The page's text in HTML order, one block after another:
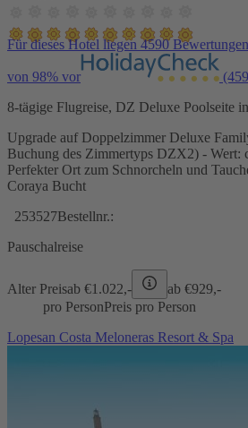
Für dieses Hotel liegen 4590
von 98% vor
8-tägige Flugreise, DZ Deluxe Poolseite
Upgrade auf Doppelzimmer Deluxe
Buchung des Zimmertyps DZX2) - Wert:
Perfekter Ort zum Schnorcheln und
Coraya Bucht
253527Bestellnr.:
Pauschalreise
Alter Preisab €1.022,- ab €929,-
pro PersonPreis pro Person
Lopesan Costa Meloneras Resort & Spa